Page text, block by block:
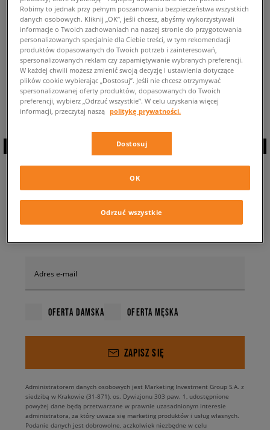
POWRÓT DO SKLEPU
Aktualnie przeglądasz:Salomon XT EVR ⭐ Liczba dostępnych modeli:
ZAPISZ SIĘ DO
NEWSLETTERA
Adres e-mail
OFERTA DAMSKA OFERTA MĘSKA
ZAPISZ SIĘ
Administratorem danych osobowych jest Marketing Investment Group S.A. z
siedzibą w Krakowie (31-871), os. Dywizjonu 303 paw. 1, udostępnione
powyżej dane będą przetwarzane w prawnie uzasadnionym interesie
administratora, za który uważa się marketing produktów i usług własnych.
Podanie danych jest dobrowolne, aczkolwiek niezbędne w celu
Robimy to jednak przy pełnym poszanowaniu bezpieczeństwa wszystkich
danych osobowych. Kliknij „OK”, jeśli chcesz, abyśmy wykorzystywali
informacje o Twoich zachowaniach na naszej stronie do przygotowania
personalizowanych specjalnie dla Ciebie treści, w tym rekomendacji
produktów dopasowanych do Twoich potrzeb i zainteresowań,
spersonalizowanych reklam czy zapamiętywanie wybranych preferencji.
W każdej chwili możesz zmienić swoją decyzję i ustawienia dotyczące
plików cookie wybierając „Dostosuj”. Jeśli nie chcesz otrzymywać
spersonalizowanej oferty produktów, dopasowanych do Twoich
preferencji, wybierz „Odrzuć wszystkie”. W celu uzyskania więcej
informacji, przeczytaj naszą politykę prywatności.
Dostosuj
Odrzuć wszystkie
OK